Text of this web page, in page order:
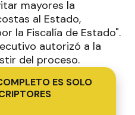
mayores la
al Estado,
la Fiscalía de Estado".
autorizó a la
del proceso.
ES SOLO